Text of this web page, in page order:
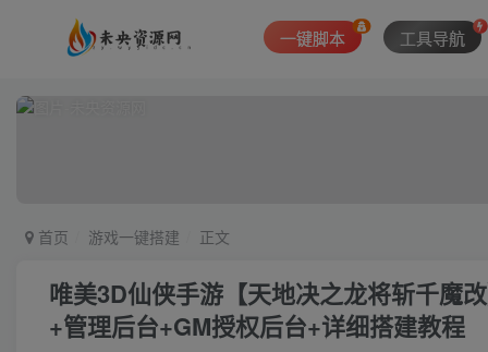
一键脚本 工具导航
首页 游戏一键搭建 正文
唯美3D仙侠手游【天地决之龙将斩千魔
+管理后台+GM授权后台+详细搭建教程